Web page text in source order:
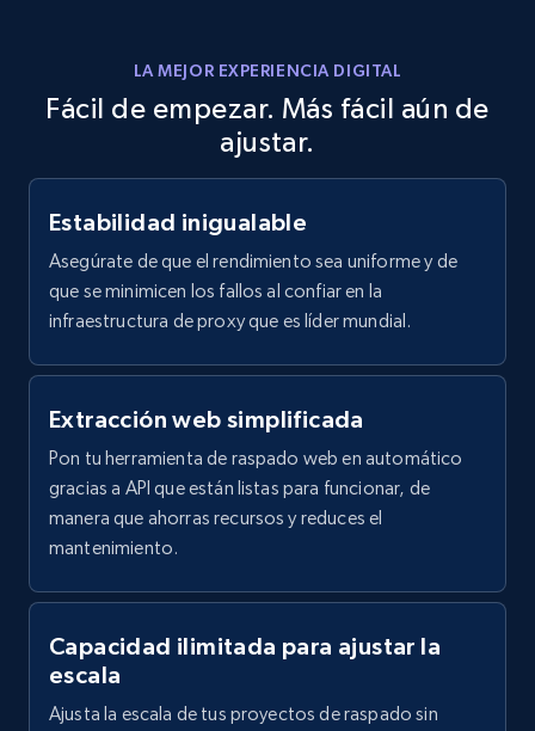
LA MEJOR EXPERIENCIA DIGITAL
Fácil de empezar. Más fácil aún de
ajustar.
Estabilidad inigualable
Asegúrate de que el rendimiento sea uniforme y de
que se minimicen los fallos al confiar en la
infraestructura de proxy que es líder mundial.
Extracción web simplificada
Pon tu herramienta de raspado web en automático
gracias a API que están listas para funcionar, de
manera que ahorras recursos y reduces el
mantenimiento.
Capacidad ilimitada para ajustar la
escala
Ajusta la escala de tus proyectos de raspado sin